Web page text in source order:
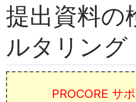
提出資料の
ルタリング
PROCORE サ